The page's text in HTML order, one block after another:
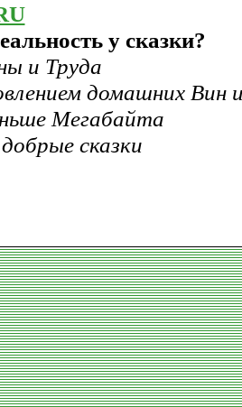
у сказки?
и Труда
домашних Вин
Мегабайта
сказки